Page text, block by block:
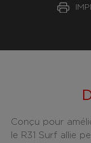
Conçu pour
le R31 Surf allie